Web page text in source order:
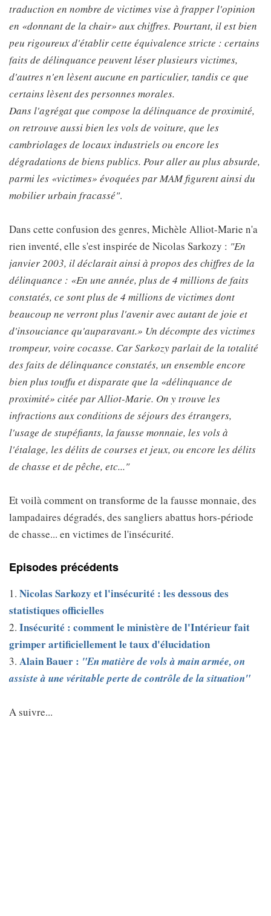
traduction en nombre de victimes vise à frapper l'opinion
en «donnant de la chair» aux chiffres. Pourtant, il est bien
peu rigoureux d'établir cette équivalence stricte : certains
faits de délinquance peuvent léser plusieurs victimes,
d'autres n'en lèsent aucune en particulier, tandis ce que
certains lèsent des personnes morales.
Dans l'agrégat que compose la délinquance de proximité,
on retrouve aussi bien les vols de voiture, que les
cambriolages de locaux industriels ou encore les
dégradations de biens publics. Pour aller au plus absurde,
parmi les «victimes» évoquées par MAM figurent ainsi du
mobilier urbain fracassé".
Dans cette confusion des genres, Michèle Alliot-Marie n'a
rien inventé, elle s'est inspirée de Nicolas Sarkozy : "En
janvier 2003, il déclarait ainsi à propos des chiffres de la
délinquance : «En une année, plus de 4 millions de faits
constatés, ce sont plus de 4 millions de victimes dont
beaucoup ne verront plus l'avenir avec autant de joie et
d'insouciance qu'auparavant.» Un décompte des victimes
trompeur, voire cocasse. Car Sarkozy parlait de la totalité
des faits de délinquance constatés, un ensemble encore
bien plus touffu et disparate que la «délinquance de
proximité» citée par Alliot-Marie. On y trouve les
infractions aux conditions de séjours des étrangers,
l'usage de stupéfiants, la fausse monnaie, les vols à
l'étalage, les délits de courses et jeux, ou encore les délits
de chasse et de pêche, etc..."
Et voilà comment on transforme de la fausse monnaie, des
lampadaires dégradés, des sangliers abattus hors-période
de chasse... en victimes de l'insécurité.
Episodes précédents
1. Nicolas Sarkozy et l'insécurité : les dessous des
statistiques officielles
2. Insécurité : comment le ministère de l'Intérieur fait
grimper artificiellement le taux d'élucidation
3. Alain Bauer : "En matière de vols à main armée, on
assiste à une véritable perte de contrôle de la situation"
A suivre...